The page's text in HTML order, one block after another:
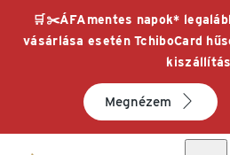
🛒✂️ÁFAmentes napok*
vásárlása esetén TchiboCard
kiszállítás
Megnézem